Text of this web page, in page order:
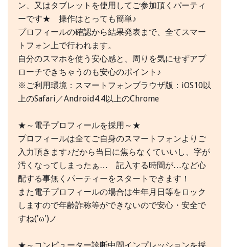
ン、又はタブレットを使用してご参加頂くパーティ
ーです★ 操作はとっても簡単♪
プロフィールの確認から結果発表まで、全てスマー
トフォン上で行われます。
自分のスマホを使う安心感と、周りを気にせずアプ
ローチできちゃうのも安心のポイント♪
※ご利用環境：スマートフォンブラウザ版：iOS10以
上のSafari／Android4.4以上のChrome
★～電子プロフィールを採用～★
プロフィールは全てご自身のスマートフォンよりご
入力頂きます♪だから当日に焦らなくていいし、字が
汚くなってしまったぁ… 記入する時間が…など心
配する事無くパーティーをスタートできます！
また電子プロフィールの場合は生年月日等をロック
しますので年齢詐称等ができないので安心・安全で
すね('ω')ノ